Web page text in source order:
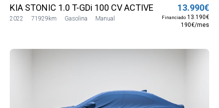
KIA STONIC 1.0 T-GDi 100 CV ACTIVE
2022 71929km Gasolina Manual
13.990€
Financiado 13.190€
190€/mes